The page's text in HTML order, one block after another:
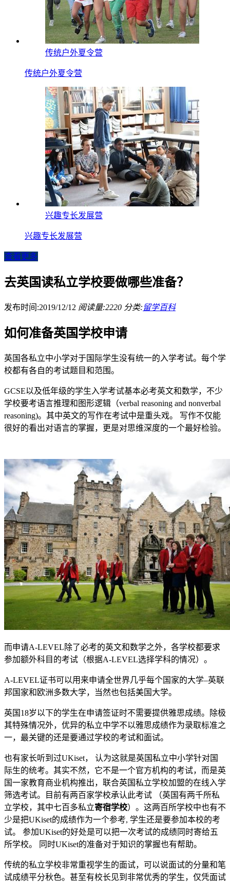
传统户外夏令营
传统户外夏令营
兴趣专长发展营
兴趣专长发展营
查看更多
去英国读私立学校要做哪些准备？
发布时间:2019/12/12 阅读量:2220 分类: 留学百科
如何准备英国学校申请
英国各私立中小学对于国际学生没有统一的入学考试。每个学
校都有各自的考试题目和范围。
GCSE以及低年级的学生入学考试基本必考英文和数学，不少
学校要考语言推理和图形逻辑（verbal reasoning and nonverbal
reasoning)。其中英文的写作在考试中是重头戏。 写作不仅能
很好的看出对语言的掌握，更是对思维深度的一个最好检验。
而申请A-LEVEL除了必考的英文和数学之外，各学校都要求
参加额外科目的考试（根据A-LEVEL选择学科的情况）。
A-LEVEL证书可以用来申请全世界几乎每个国家的大学–英联
邦国家和欧洲多数大学，当然也包括美国大学。
英国18岁以下的学生在申请签证时不需要提供雅思成绩。除极
其特殊情况外，优异的私立中学不以雅思成绩作为录取标准之
一，最关键的还是要通过学校的考试和面试。
也有家长听到过UKiset， 认为这就是英国私立中小学针对国
际生的统考。其实不然，它不是一个官方机构的考试，而是英
国一家教育商业机构推出，联合英国私立学校加盟的在线入学
筛选考试。目前有两百家学校承认此考试 （英国有两千所私
立学校，其中七百多私立寄宿学校）。这两百所学校中也有不
少是把UKiset的成绩作为一个参考, 学生还是要参加本校的考
试。 参加UKiset的好处是可以把一次考试的成绩同时寄给五
所学校。 同时UKiset的准备对于知识的掌握也有帮助。
传统的私立学校非常重视学生的面试，可以说面试的分量和笔
试成绩平分秋色。甚至有校长见到非常优秀的学生，仅凭面试